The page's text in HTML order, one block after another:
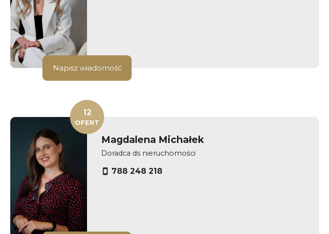
Napisz wiadomość
Magdalena Michałek
Doradca ds nieruchomości
788 248 218
12
OFERT